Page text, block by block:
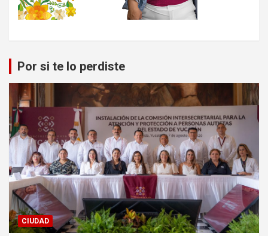
Por si te lo perdiste
CIUDAD